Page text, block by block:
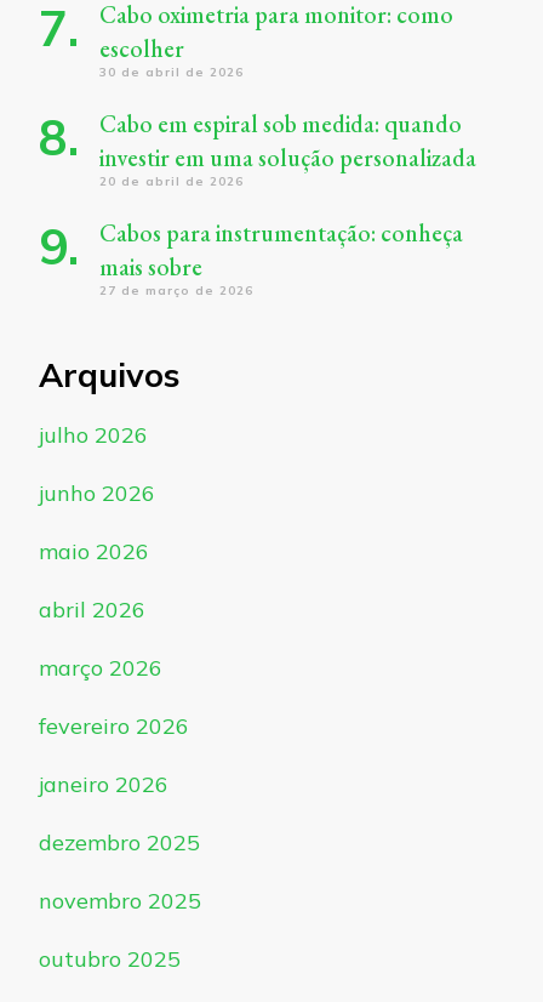
Cabo oximetria para monitor: como
escolher
30 de abril de 2026
Cabo em espiral sob medida: quando
investir em uma solução personalizada
20 de abril de 2026
Cabos para instrumentação: conheça
mais sobre
27 de março de 2026
Arquivos
julho 2026
junho 2026
maio 2026
abril 2026
março 2026
fevereiro 2026
janeiro 2026
dezembro 2025
novembro 2025
outubro 2025